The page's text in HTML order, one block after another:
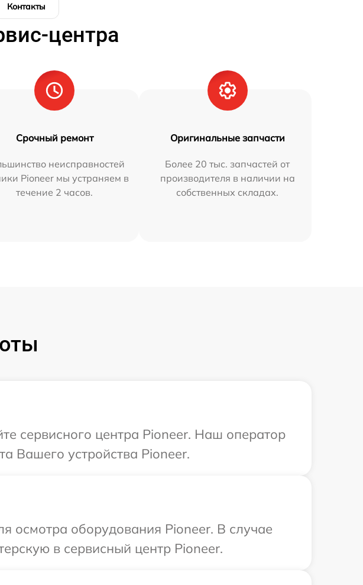
Контакты
центра
Срочный ремонт
неисправностей
Pioneer мы устраняем в
течение 2 часов.
Оригинальные запчасти
Более 20 тыс. запчастей от
производителя в наличии на
собственных складах.
сервисного центра Pioneer. Наш оператор
Вашего устройства Pioneer.
осмотра оборудования Pioneer. В случае
в сервисный центр Pioneer.